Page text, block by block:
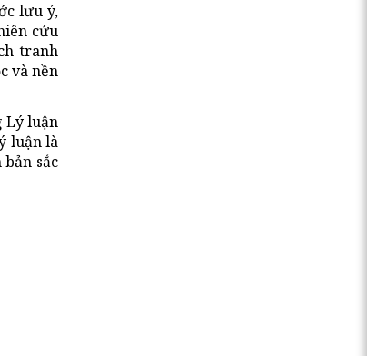
lưu ý,
cứu
tranh
và nền
Lý luận
luận là
sắc